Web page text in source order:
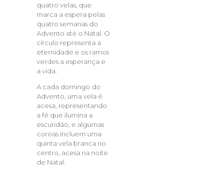
quatro velas, que
marca a espera pelas
quatro semanas do
Advento até o Natal. O
círculo representa a
eternidade e os ramos
verdes a esperança e
a vida.
A cada domingo do
Advento, uma vela é
acesa, representando
a fé que ilumina a
escuridão, e algumas
coroas incluem uma
quinta vela branca no
centro, acesa na noite
de Natal.